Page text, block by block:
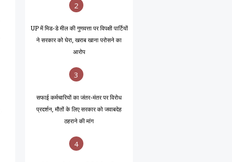
2
UP में मिड-डे मील की गुणवत्ता पर विपक्षी पार्टियों
ने सरकार को घेरा, खराब खाना परोसने का
आरोप
3
सफाई कर्मचारियों का जंतर-मंतर पर विरोध
प्रदर्शन, मौतों के लिए सरकार को जवाबदेह
ठहराने की मांग
4